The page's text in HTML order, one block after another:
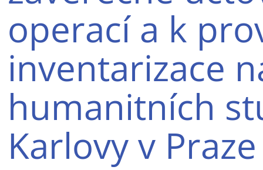
operací a k
inventarizace
humanitních
Karlovy v